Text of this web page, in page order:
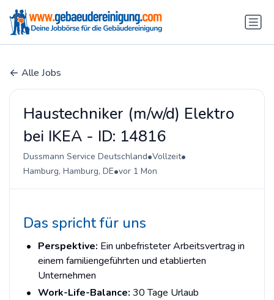
Alle Jobs
Haustechniker (m/w/d) Elektro
bei IKEA - ID: 14816
Dussmann Service Deutschland•Vollzeit•
Hamburg, Hamburg, DE•vor 1 Mon
Das spricht für uns
Perspektive: Ein unbefristeter Arbeitsvertrag in
einem familiengeführten und etablierten
Unternehmen
Work-Life-Balance: 30 Tage Urlaub